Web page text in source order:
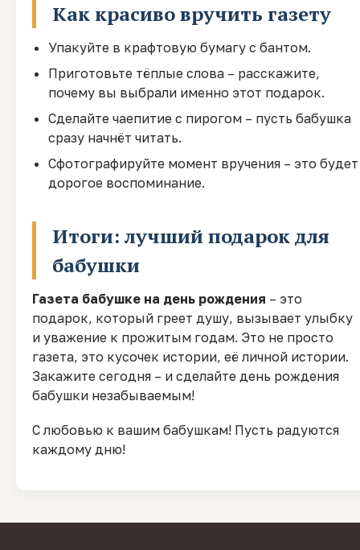
Как красиво вручить газету
Упакуйте в крафтовую бумагу с бантом.
Приготовьте тёплые слова – расскажите,
почему вы выбрали именно этот подарок.
Сделайте чаепитие с пирогом – пусть бабушка
сразу начнёт читать.
Сфотографируйте момент вручения – это будет
дорогое воспоминание.
Итоги: лучший подарок для
бабушки
Газета бабушке на день рождения – это
подарок, который греет душу, вызывает улыбку
и уважение к прожитым годам. Это не просто
газета, это кусочек истории, её личной истории.
Закажите сегодня – и сделайте день рождения
бабушки незабываемым!
С любовью к вашим бабушкам! Пусть радуются
каждому дню!